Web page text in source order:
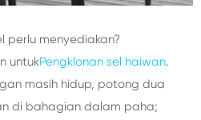
perlu menyediakan?
untukPengklonan sel haiwan.
masih hidup, potong dua
di bahagian dalam paha;